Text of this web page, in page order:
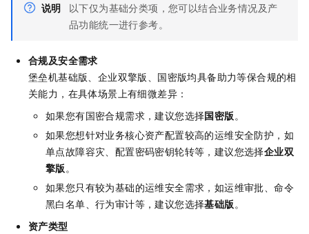
说明
以下仅为基础分类项，您可以结合业务情况及产
品功能统一进行参考。
合规及安全需求
堡垒机基础版、企业双擎版、国密版均具备助力等保合规的相
关能力，在具体场景上有细微差异：
如果您有国密合规需求，建议您选择国密版。
如果您想针对业务核心资产配置较高的运维安全防护，如
单点故障容灾、配置密码密钥轮转等，建议您选择企业双
擎版。
如果您只有较为基础的运维安全需求，如运维审批、命令
黑白名单、行为审计等，建议您选择基础版。
资产类型